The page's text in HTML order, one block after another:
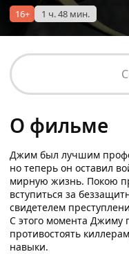
16+ 1 ч. 48 мин.
О фильме
Джим был лучшим
но теперь он оставил
мирную жизнь. Покою
вступиться за
свидетелем
С этого момента Джиму
противостоять
навыки.